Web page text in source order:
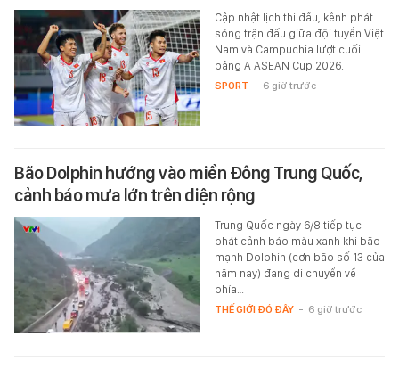
Cập nhật lịch thi đấu, kênh phát
sóng trận đấu giữa đội tuyển Việt
Nam và Campuchia lượt cuối
bảng A ASEAN Cup 2026.
SPORT - 6 giờ trước
Bão Dolphin hướng vào miền Đông Trung Quốc,
cảnh báo mưa lớn trên diện rộng
Trung Quốc ngày 6/8 tiếp tục
phát cảnh báo màu xanh khi bão
mạnh Dolphin (cơn bão số 13 của
năm nay) đang di chuyển về
phía…
THẾ GIỚI ĐÓ ĐÂY - 6 giờ trước